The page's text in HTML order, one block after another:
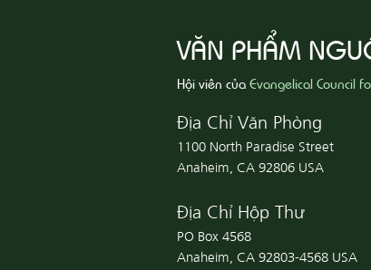
VĂN PHẨM
Hội viên củaEvangelical Council
Địa Chỉ Văn Phòng
1100 North Paradise Street
Anaheim, CA 92806 USA
Địa Chỉ Hộp Thư
PO Box 4568
Anaheim, CA 92803-4568 USA